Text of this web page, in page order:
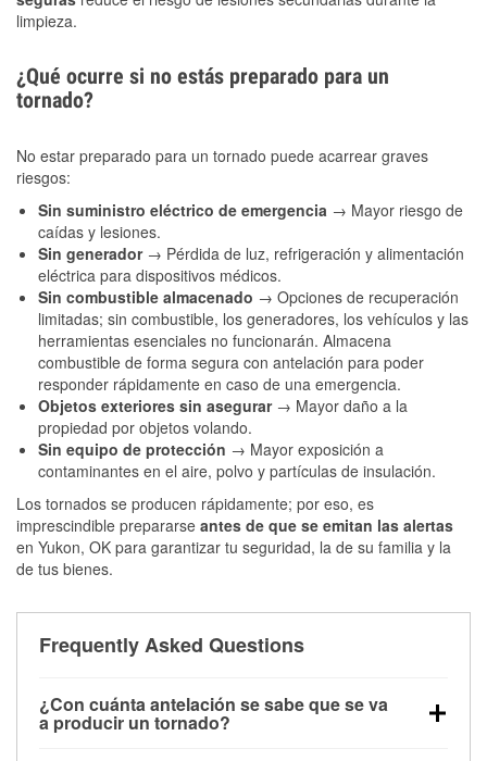
limpieza.
¿Qué ocurre si no estás preparado para un
tornado?
No estar preparado para un tornado puede acarrear graves
riesgos:
Sin suministro eléctrico de emergencia → Mayor riesgo de
caídas y lesiones.
Sin generador → Pérdida de luz, refrigeración y alimentación
eléctrica para dispositivos médicos.
Sin combustible almacenado → Opciones de recuperación
limitadas; sin combustible, los generadores, los vehículos y las
herramientas esenciales no funcionarán. Almacena
combustible de forma segura con antelación para poder
responder rápidamente en caso de una emergencia.
Objetos exteriores sin asegurar → Mayor daño a la
propiedad por objetos volando.
Sin equipo de protección → Mayor exposición a
contaminantes en el aire, polvo y partículas de insulación.
Los tornados se producen rápidamente; por eso, es
imprescindible prepararse antes de que se emitan las alertas
en Yukon, OK para garantizar tu seguridad, la de su familia y la
de tus bienes.
Frequently Asked Questions
¿Con cuánta antelación se sabe que se va
a producir un tornado?